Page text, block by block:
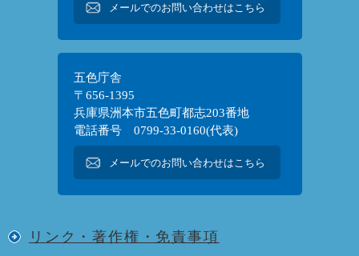
メールでのお問い合わせはこちら
五色庁舎
〒656-1395
兵庫県洲本市五色町都志203番地
電話番号 0799-33-0160(代表)
メールでのお問い合わせはこちら
リンク・著作権・免責事項